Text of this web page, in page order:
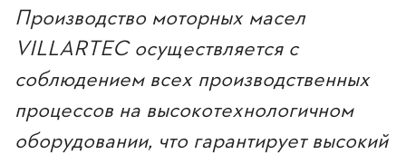
Производство моторных масел
VILLARTEC осуществляется с
соблюдением всех производственных
процессов на высокотехнологичном
оборудовании, что гарантирует высокий